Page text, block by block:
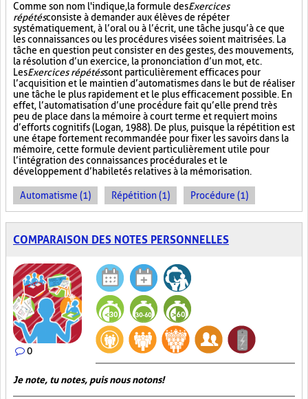
Comme son nom l'indique, la formule desExercices
répétésconsiste à demander aux élèves de répéter
systématiquement, à l’oral ou à l’écrit, une tâche jusqu’à ce que
les connaissances ou les procédures visées soient maitrisées. La
tâche en question peut consister en des gestes, des mouvements,
la résolution d’un exercice, la prononciation d’un mot, etc.
LesExercices répétéssont particulièrement efficaces pour
l’acquisition et le maintien d’automatismes dans le but de réaliser
une tâche le plus rapidement et le plus efficacement possible. En
effet, l’automatisation d’une procédure fait qu’elle prend très
peu de place dans la mémoire à court terme et requiert moins
d’efforts cognitifs (Logan, 1988). De plus, puisque la répétition est
une étape fortement recommandée pour fixer les savoirs dans la
mémoire, cette formule devient particulièrement utile pour
l’intégration des connaissances procédurales et le
développement d’habiletés relatives à la mémorisation.
Automatisme (1) Répétition (1) Procédure (1)
COMPARAISON DES NOTES PERSONNELLES
0
Je note, tu notes, puis nous notons!